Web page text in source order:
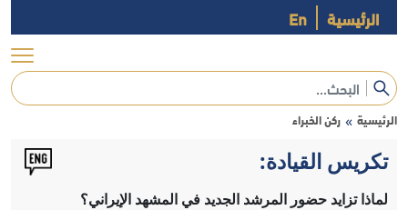
الرئيسية En
الرئيسية » ركن الخبراء
تكريس القيادة:
لماذا تزايد حضور المرشد الجديد في المشهد الإيراني؟